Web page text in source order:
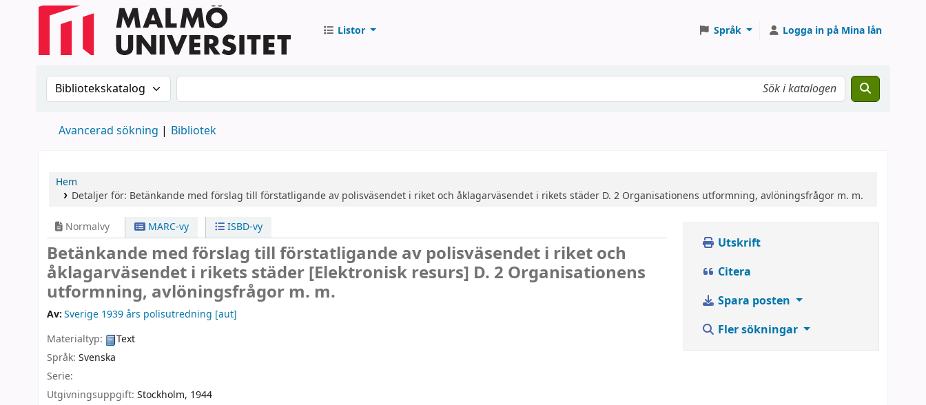
Listor Språk Logga in på Mina lån
Sök i katalogen efter:Sök i katalogen
Avancerad sökning Bibliotek
Hem
Detaljer för: Betänkande med förslag till förstatligande av polisväsendet i riket och åklagarväsendet i rikets städer D. 2 Organisationens utformning, avlöningsfrågor m. m.
Normalvy MARC-vy ISBD-vy
Betänkande med förslag till förstatligande av polisväsendet i riket och
åklagarväsendet i rikets städer[Elektronisk resurs] D. 2 Organisationens
utformning, avlöningsfrågor m. m.
Av:Sverige 1939 års polisutredning [aut]
Materialtyp:
Text
Språk: Svenska
Serie:
Utgivningsuppgift: Stockholm, 1944
Utskrift
Citera
Spara posten
Fler sökningar